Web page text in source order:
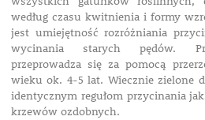
według czasu kwitnienia i formy
jest umiejętność rozróżniania
wycinania starych pędów.
przeprowadza się za pomocą
wieku ok. 4-5 lat. Wiecznie zielone
identycznym regułom przycinania
krzewów ozdobnych.